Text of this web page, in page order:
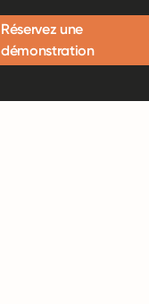
Réservez une
démonstration